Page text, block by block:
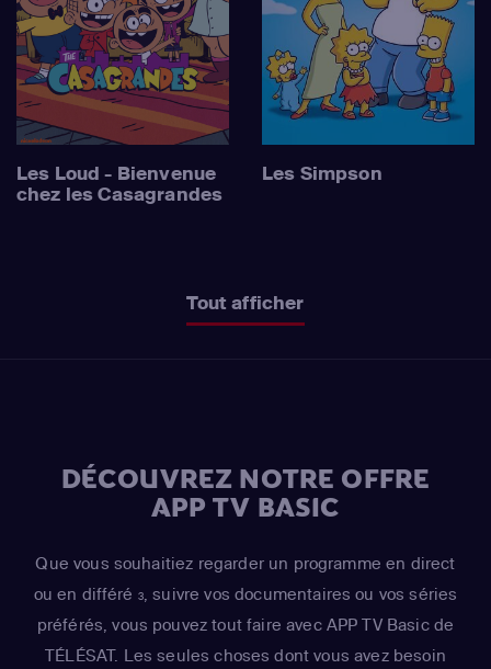
Les Loud - Bienvenue
chez les Casagrandes
Les Simpson
Tout afficher
DÉCOUVREZ NOTRE OFFRE
APP TV BASIC
Que vous souhaitiez regarder un programme en direct
ou en différé 3, suivre vos documentaires ou vos séries
préférés, vous pouvez tout faire avec APP TV Basic de
TÉLÉSAT. Les seules choses dont vous avez besoin